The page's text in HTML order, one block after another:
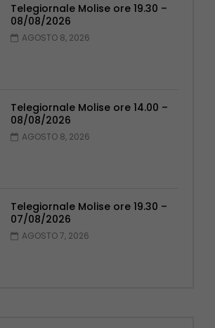
Telegiornale Molise ore 19.30 –
08/08/2026
AGOSTO 8, 2026
Telegiornale Molise ore 14.00 –
08/08/2026
AGOSTO 8, 2026
Telegiornale Molise ore 19.30 –
07/08/2026
AGOSTO 7, 2026